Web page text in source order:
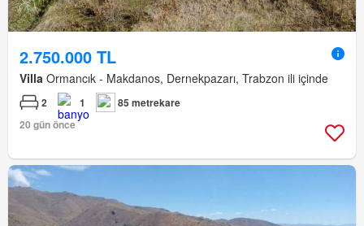
2.750.000 TL
Villa Ormancık - Makdanos, Dernekpazarı, Trabzon ili içinde
2 1
85 metrekare
20 gün önce